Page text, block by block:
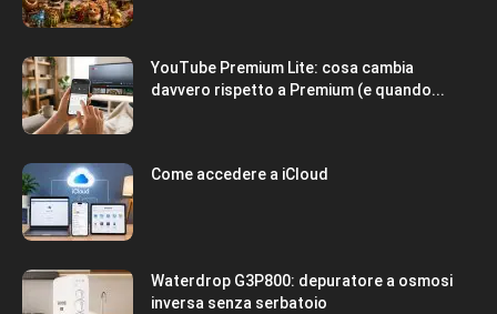
YouTube Premium Lite: cosa cambia
davvero rispetto a Premium (e quando...
Come accedere a iCloud
Waterdrop G3P800: depuratore a osmosi
inversa senza serbatoio